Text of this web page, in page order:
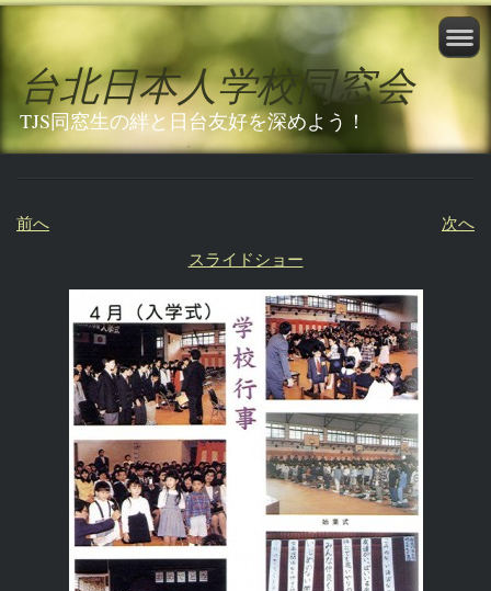
台北日本人学校同窓会
TJS同窓生の絆と日台友好を深めよう！
前へ
次へ
スライドショー